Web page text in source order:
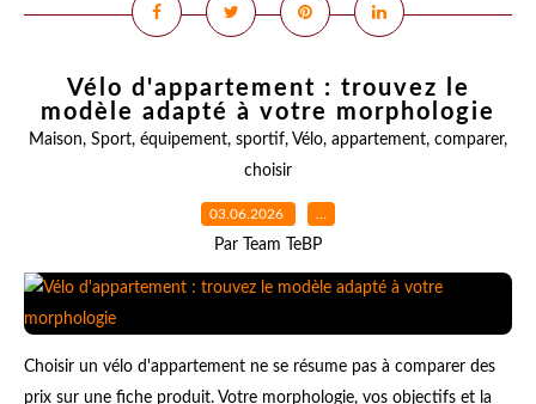
Vélo d'appartement : trouvez le
modèle adapté à votre morphologie
Maison, Sport, équipement, sportif, Vélo, appartement, comparer,
choisir
03.06.2026 …
Par Team TeBP
Choisir un vélo d'appartement ne se résume pas à comparer des
prix sur une fiche produit. Votre morphologie, vos objectifs et la